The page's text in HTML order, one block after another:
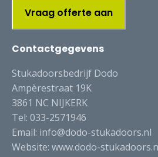
Contactgegevens
Stukadoorsbedrijf Dodo
Ampèrestraat 19K
3861 NC NIJKERK
Tel: 033-2571946
Email: info@dodo-stukadoors.nl
Website: www.dodo-